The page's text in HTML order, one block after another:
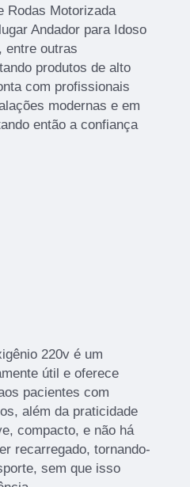
Rodas Motorizada
Andador para Idoso
entre outras
produtos de alto
com profissionais
modernas e em
então a confiança
220v é um
útil e oferece
pacientes com
além da praticidade
compacto, e não há
recarregado, tornando-
sem que isso